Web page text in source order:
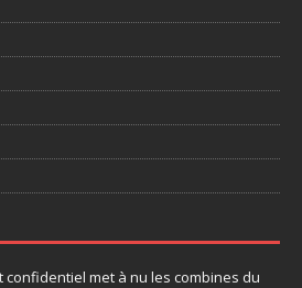
confidentiel met à nu les combines du